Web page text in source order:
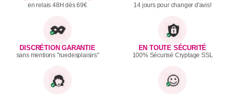
en relais 48H dès 69€ 14 jours pour changer d'avis!
DISCRÉTION GARANTIE
sans mentions "ruedesplaisirs"
EN TOUTE SÉCURITÉ
100% Sécurisé Cryptage SSL